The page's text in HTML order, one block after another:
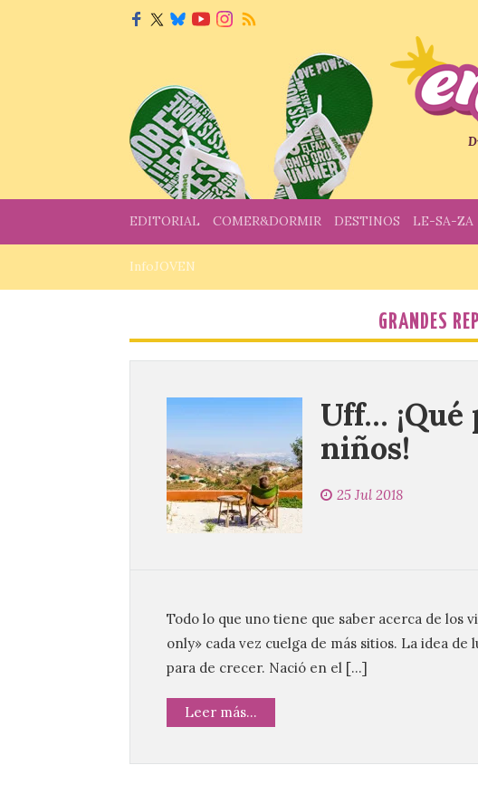
EDITORIAL COMER&DORMIR DESTINOS LE-SA-ZA
InfoJOVEN
GRANDES
Uff…
niños!
25 Jul 2018
Todo lo que uno tiene que saber acerca de los
only» cada vez cuelga de más sitios. La idea
para de crecer. Nació en el […]
Leer más...